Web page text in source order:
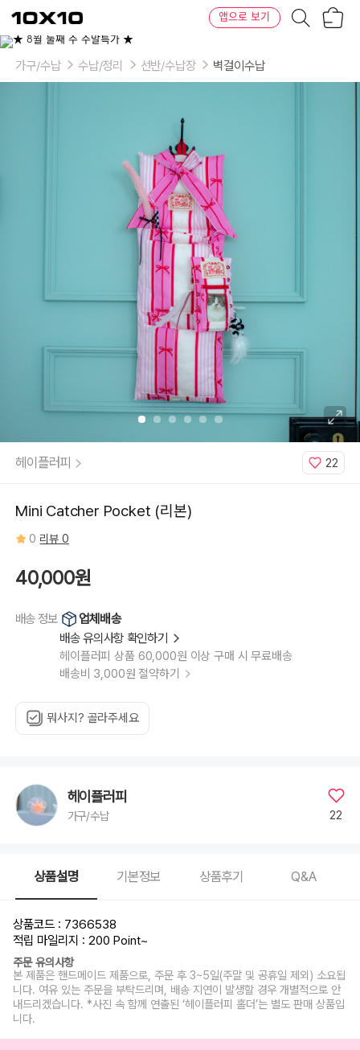
텐
바
텐
앱으로 보기
가구/수납 수납/정리 선반/수납장 벽걸이수납
헤이플러피 22
Mini Catcher Pocket (리본)
0 리뷰 0
40,000원
배송 정보
업체배송
배송 유의사항 확인하기
헤이플러피 상품 60,000원 이상 구매 시 무료배송
배송비 3,000원 절약하기
뭐사지? 골라주세요
헤이플러피
가구/수납 22
상품설명 기본정보 상품후기 Q&A
상품코드 : 7366538
적립 마일리지 : 200 Point~
주문 유의사항
본 제품은 핸드메이드 제품으로, 주문 후 3~5일(주말 및 공휴일 제외) 소요됩
니다. 여유 있는 주문을 부탁드리며, 배송 지연이 발생할 경우 개별적으로 안
내드리겠습니다. *사진 속 함께 연출된 ‘헤이플러피 홀더’는 별도 판매 상품입
니다.